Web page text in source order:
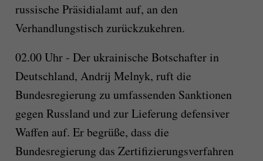
russische Präsidialamt auf, an den
Verhandlungstisch zurückzukehren.
02.00 Uhr - Der ukrainische Botschafter in
Deutschland, Andrij Melnyk, ruft die
Bundesregierung zu umfassenden Sanktionen
gegen Russland und zur Lieferung defensiver
Waffen auf. Er begrüße, dass die
Bundesregierung das Zertifizierungsverfahren